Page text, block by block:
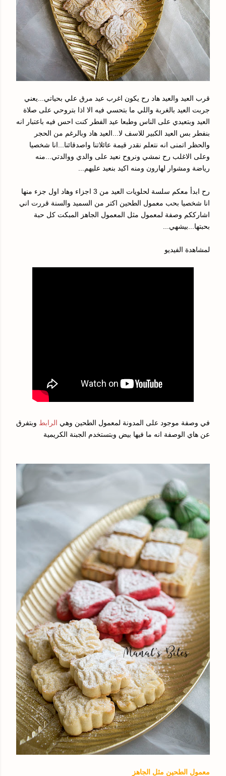
قرب العيد والعيد هاد رح يكون اغرب عيد مرق علي بحياتي...يعني
جربت العيد بالغربة واللي ما بتحسي فيه الا اذا بتروحي على صلاة
العيد وبتعيدي على الناس وطبعا عيد الفطر كنت احس فيه باعتبار انه
بنفطر بس العيد الكبير للاسف لا...العيد هاد وبالرغم من الحجر
والحظر اتمنى انه نتعلم نقدر قيمة عائلاتنا واصدقائنا...انا شخصيا
وعلى الاغلب رح نمشي ونروح نعيد على والدي ووالدتي...منه
رياضة ومشوار لهارون ومنه اكيد بنعيد عليهم...
رح ابدأ معكم سلسة لحلويات العيد من 3 اجزاء وهاد اول جزء منها
انا شخصيا بحب معمول الطحين اكتر من السميد والسنة قررت اني
اشارككم وصفة لمعمول مثل المعمول الجاهز المبكت كل حبة
بحبتها...بيشهي...
لمشاهدة الفيديو
في وصفة موجود على المدونة لمعمول الطحين وهي الرابط وبتفرق
عن هاي الوصفة انه ما فيها بيض وبتستخدم الجبنة الكريمية
معمول الطحين مثل الجاهز